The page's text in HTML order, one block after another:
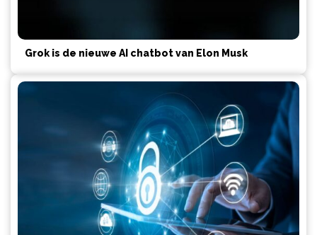
Grok is de nieuwe AI chatbot van Elon Musk